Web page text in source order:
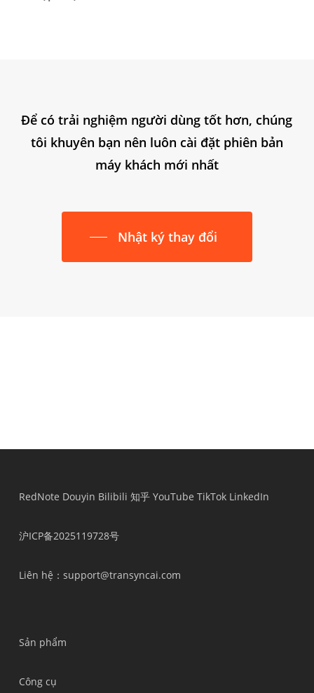
Để có trải nghiệm người dùng tốt hơn, chúng
tôi khuyên bạn nên luôn cài đặt phiên bản
máy khách mới nhất
Nhật ký thay đổi
RedNote Douyin Bilibili 知乎 YouTube TikTok LinkedIn
沪ICP备2025119728号
Liên hệ ：support@transyncai.com
Sản phẩm
Công cụ